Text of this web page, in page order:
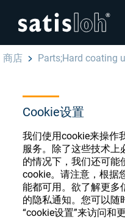
Cookie设置
我们使用cookie来操作
服务。除了这些技术上
的情况下，我们还可能
cookie。请注意，根据
能都可用。欲了解更多
的隐私通知。您可以随
“cookie设置”来访问和
汉语
眼镜光学
精密光学
隐藏页面导航
English
Deutsch
Español
Français
商店 Parts;Hard coating
眼镜光学耗
注册或登录以访问
种眼镜光学耗材